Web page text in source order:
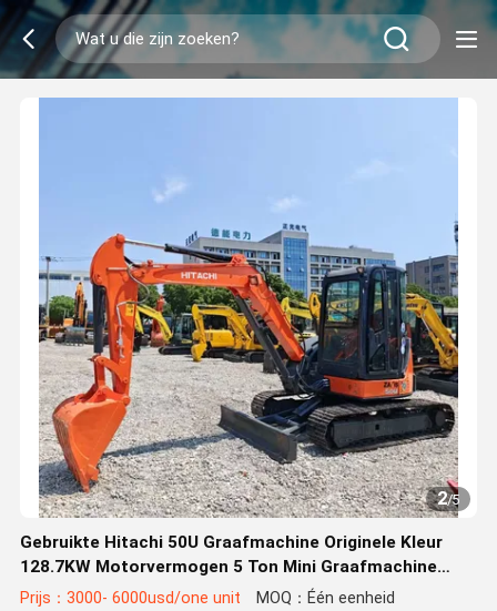
2/5
Gebruikte Hitachi 50U Graafmachine Originele Kleur
128.7KW Motorvermogen 5 Ton Mini Graafmachine
Tegen Betaalbare Prijs
Prijs：3000- 6000usd/one unit MOQ：Één eenheid